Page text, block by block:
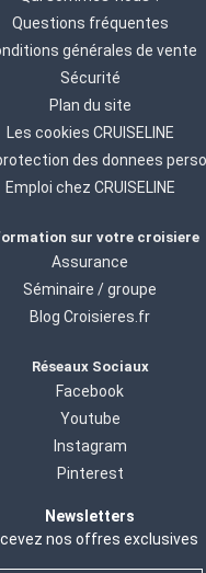
Questions fréquentes
générales de vente
Sécurité
Plan du site
Les cookies CRUISELINE
des donnees
Emploi chez CRUISELINE
sur votre croisiere
Assurance
Séminaire / groupe
Blog Croisieres.fr
Réseaux Sociaux
Facebook
Youtube
Instagram
Pinterest
Newsletters
nos offres exclusives